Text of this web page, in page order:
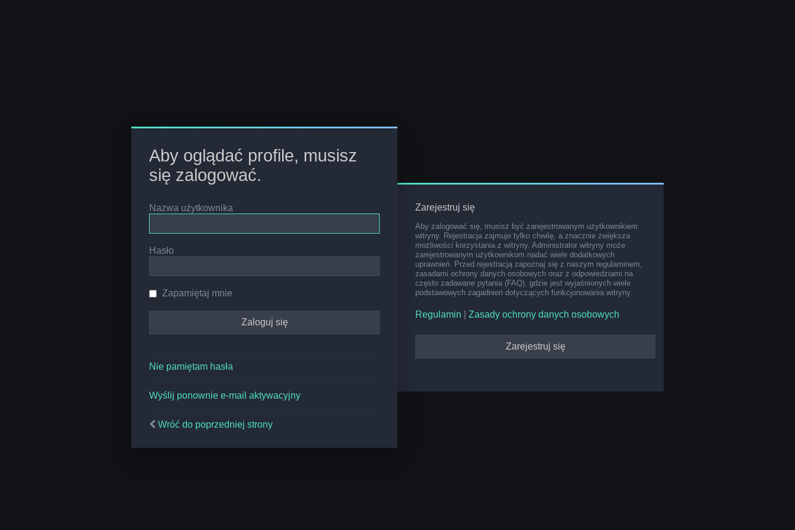
Aby oglądać profile, musisz
się zalogować.
Nazwa użytkownika
Hasło
Zapamiętaj mnie
Nie pamiętam hasła
Wyślij ponownie e-mail aktywacyjny
Wróć do poprzedniej strony
Zarejestruj się
Aby zalogować się, musisz być zarejestrowanym użytkownikiem
witryny. Rejestracja zajmuje tylko chwilę, a znacznie zwiększa
możliwości korzystania z witryny. Administrator witryny może
zarejestrowanym użytkownikom nadać wiele dodatkowych
uprawnień. Przed rejestracją zapoznaj się z naszym regulaminem,
zasadami ochrony danych osobowych oraz z odpowiedziami na
często zadawane pytania (FAQ), gdzie jest wyjaśnionych wiele
podstawowych zagadnień dotyczących funkcjonowania witryny.
Regulamin Zasady ochrony danych osobowych
Zarejestruj się